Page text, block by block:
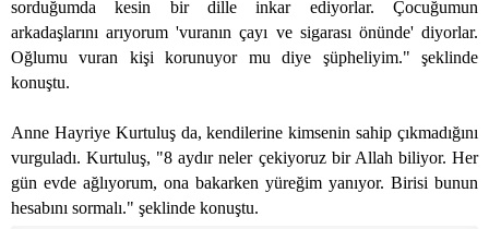
sorduğumda kesin bir dille inkar ediyorlar. Çocuğumun
arkadaşlarını arıyorum 'vuranın çayı ve sigarası önünde' diyorlar.
Oğlumu vuran kişi korunuyor mu diye şüpheliyim." şeklinde
konuştu.
Anne Hayriye Kurtuluş da, kendilerine kimsenin sahip çıkmadığını
vurguladı. Kurtuluş, "8 aydır neler çekiyoruz bir Allah biliyor. Her
gün evde ağlıyorum, ona bakarken yüreğim yanıyor. Birisi bunun
hesabını sormalı." şeklinde konuştu.